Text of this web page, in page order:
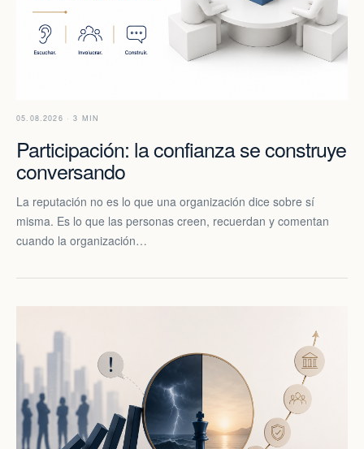
05.08.2026 · 3 MIN
Participación: la confianza se construye
conversando
La reputación no es lo que una organización dice sobre sí
misma. Es lo que las personas creen, recuerdan y comentan
cuando la organización…